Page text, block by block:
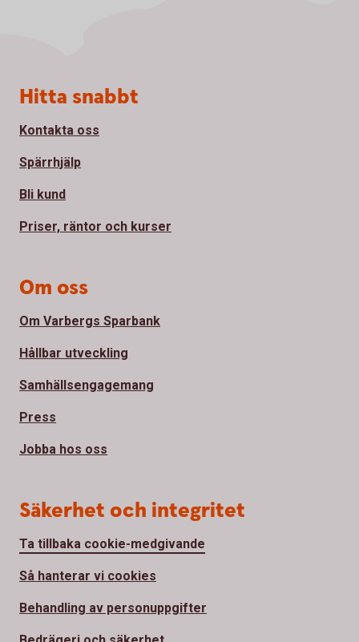
Sidfot
Hitta snabbt
Kontakta oss
Spärrhjälp
Bli kund
Priser, räntor och kurser
Om oss
Om Varbergs Sparbank
Hållbar utveckling
Samhällsengagemang
Press
Jobba hos oss
Säkerhet och integritet
Ta tillbaka cookie-medgivande
Så hanterar vi cookies
Behandling av personuppgifter